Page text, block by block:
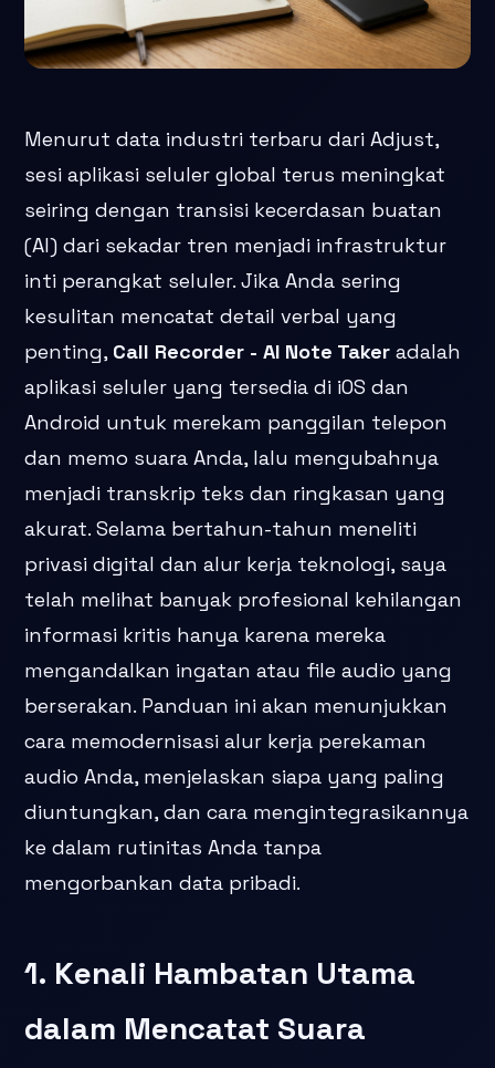
Menurut data industri terbaru dari Adjust,
sesi aplikasi seluler global terus meningkat
seiring dengan transisi kecerdasan buatan
(AI) dari sekadar tren menjadi infrastruktur
inti perangkat seluler. Jika Anda sering
kesulitan mencatat detail verbal yang
penting, Call Recorder - AI Note Taker adalah
aplikasi seluler yang tersedia di iOS dan
Android untuk merekam panggilan telepon
dan memo suara Anda, lalu mengubahnya
menjadi transkrip teks dan ringkasan yang
akurat. Selama bertahun-tahun meneliti
privasi digital dan alur kerja teknologi, saya
telah melihat banyak profesional kehilangan
informasi kritis hanya karena mereka
mengandalkan ingatan atau file audio yang
berserakan. Panduan ini akan menunjukkan
cara memodernisasi alur kerja perekaman
audio Anda, menjelaskan siapa yang paling
diuntungkan, dan cara mengintegrasikannya
ke dalam rutinitas Anda tanpa
mengorbankan data pribadi.
1. Kenali Hambatan Utama
dalam Mencatat Suara